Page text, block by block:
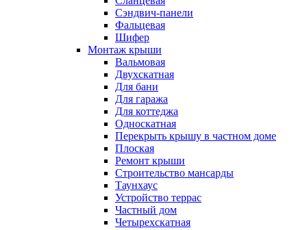
Сэндвич-панели
Фальцевая
Шифер
Монтаж крыши
Вальмовая
Двухскатная
Для бани
Для гаража
Для коттеджа
Односкатная
Перекрыть крышу в частном доме
Плоская
Ремонт крыши
Строительство мансарды
Таунхаус
Устройство террас
Частный дом
Четырехскатная